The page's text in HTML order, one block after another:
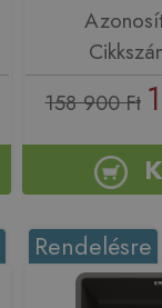
158 900 Ft
Rendelésre